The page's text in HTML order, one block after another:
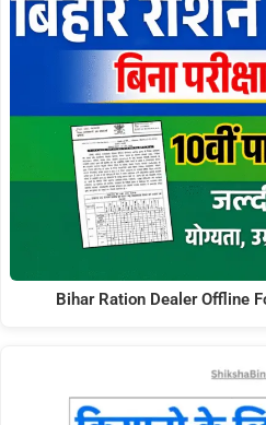
Bihar Ration Dealer Offline